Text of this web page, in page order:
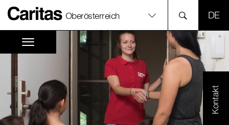
Oberösterreich
Kontakt